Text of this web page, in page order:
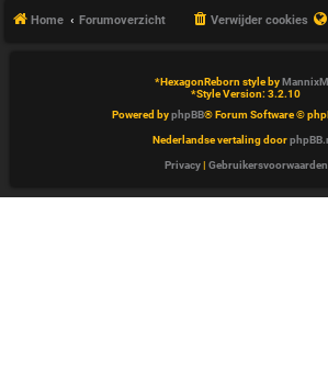
A Home Forumoverzicht Verwijder cookies
*HexagonReborn style by
*Style Version: 3.2.10
Powered byphpBB® Forum Software ©
Nederlandse vertaling door
Privacy| Gebruikersvoorwaarden